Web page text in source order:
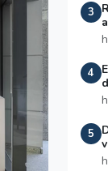
3
4
5